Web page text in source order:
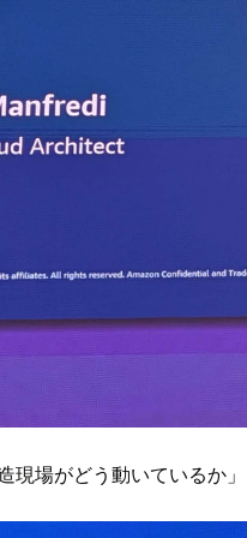
現場がどう動いているか